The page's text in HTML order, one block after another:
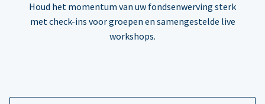
Houd het momentum van uw fondsenwerving sterk
met check-ins voor groepen en samengestelde live
workshops.